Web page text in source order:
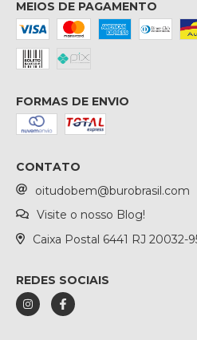
MEIOS DE PAGAMENTO
FORMAS DE ENVIO
CONTATO
oitudobem@burobrasil.com
Visite o nosso Blog!
Caixa Postal 6441 RJ 20032-
REDES SOCIAIS